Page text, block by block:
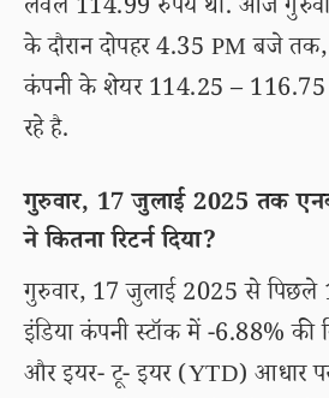
लेवल 114.99 रुपये थी. आज
के दौरान दोपहर 4.35 PM बजे तक,
कंपनी के शेयर 114.25 – 116.75
रहे है.
गुरुवार, 17 जुलाई 2025 तक
ने कितना रिटर्न दिया?
गुरुवार, 17 जुलाई 2025 से पिछले
इंडिया कंपनी स्टॉक में -6.88% की
और इयर- टू- इयर (YTD) आधार